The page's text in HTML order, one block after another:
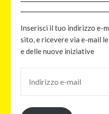
Inserisci il tuo indirizzo e-
sito, e ricevere via e-mail
e delle nuove iniziative